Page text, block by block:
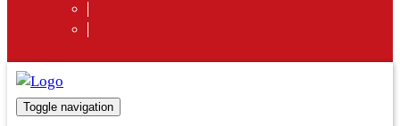
Toggle navigation